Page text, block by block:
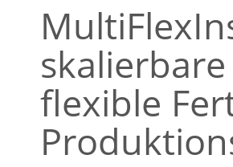
flexible